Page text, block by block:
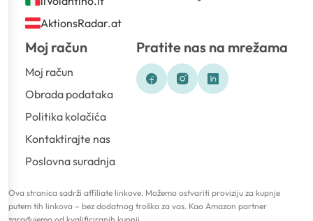
AktionsRadar.at
Moj račun
Moj račun
Obrada podataka
Politika kolačića
Kontaktirajte nas
Poslovna suradnja
Pratite nas na mrežama
Ova stranica sadrži affiliate linkove. Možemo ostvariti proviziju za kupnje
putem tih linkova – bez dodatnog troška za vas. Kao Amazon partner